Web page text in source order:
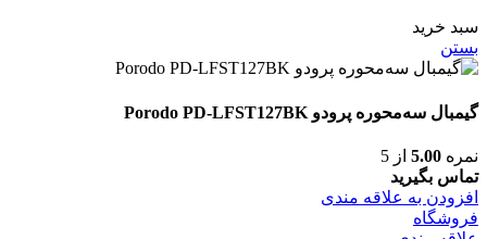
سبد خرید
بستن
گیمبال سه‌محوره پرودو Porodo PD-LFST127BK
نمره 5.00 از 5
تماس بگیرید
افزودن به علاقه مندی
فروشگاه